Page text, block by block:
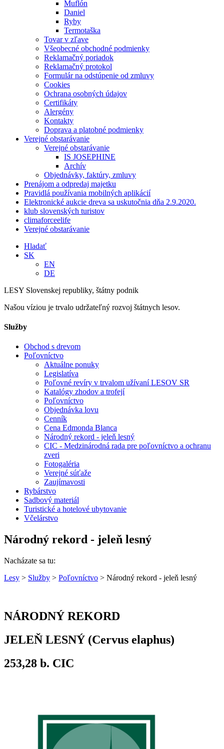
Muflón
Daniel
Ryby
Termotaška
Tovar v zľave
Všeobecné obchodné podmienky
Reklamačný poriadok
Reklamačný protokol
Formulár na odstúpenie od zmluvy
Cookies
Ochrana osobných údajov
Certifikáty
Alergény
Kontakty
Doprava a platobné podmienky
Verejné obstarávanie
Verejné obstarávanie
IS JOSEPHINE
Archív
Objednávky, faktúry, zmluvy
Prenájom a odpredaj majetku
Pravidlá používania mobilných aplikácií
Elektronické aukcie dreva sa uskutočnia dňa 2.9.2020.
klub slovenských turistov
climaforceelife
Verejné obstarávanie
Hladať
SK
EN
DE
LESY Slovenskej republiky, štátny podnik
Našou víziou je trvalo udržateľný rozvoj štátnych lesov.
Služby
Obchod s drevom
Poľovníctvo
Aktuálne ponuky
Legislatíva
Poľovné revíry v trvalom užívaní LESOV SR
Katalógy zhodov a trofejí
Poľovníctvo
Objednávka lovu
Cenník
Cena Edmonda Blanca
Národný rekord - jeleň lesný
CIC - Medzinárodná rada pre poľovníctvo a ochranu
zveri
Fotogaléria
Verejné súťaže
Zaujímavosti
Rybárstvo
Sadbový materiál
Turistické a hotelové ubytovanie
Včelárstvo
Národný rekord - jeleň lesný
Nacházate sa tu:
Lesy > Služby > Poľovníctvo > Národný rekord - jeleň lesný
NÁRODNÝ REKORD
JELEŇ LESNÝ (Cervus elaphus)
253,28 b. CIC